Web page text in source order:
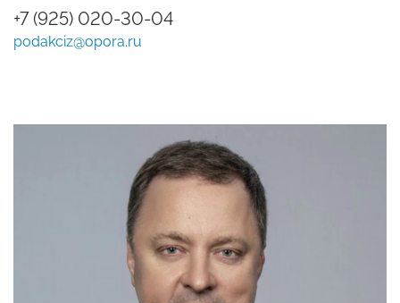
+7 (925) 020-30-04
podakciz@opora.ru